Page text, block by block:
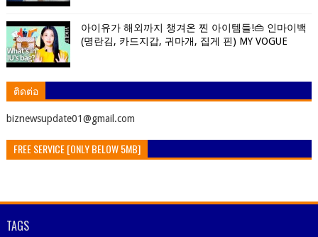
아이유가 해외까지 챙겨온 찐 아이템들!👜 인마이백
(명란김, 카드지갑, 귀마개, 집게 핀) MY VOGUE
ติดต่อ
ิbiznewsupdate01@gmail.com
FREE SERVICE [ONLY BELOW 5MB]
TAGS